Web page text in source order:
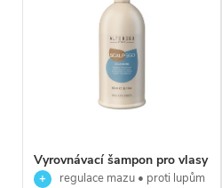
Vyrovnávací šampon pro vlasy
s nadbytkem kožního mazu a
regulace mazu • proti lupům